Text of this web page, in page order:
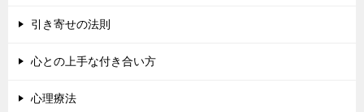
引き寄せの法則
心との上手な付き合い方
心理療法